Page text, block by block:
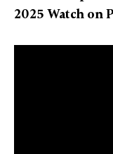
2025 Watch on